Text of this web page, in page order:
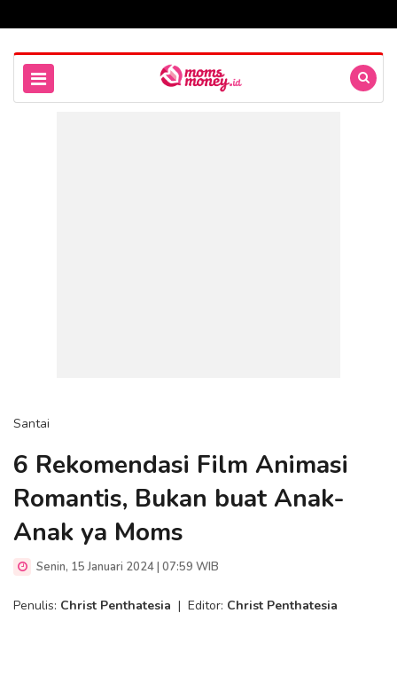
Santai
6 Rekomendasi Film Animasi
Romantis, Bukan buat Anak-
Anak ya Moms
Senin, 15 Januari 2024 | 07:59 WIB
Penulis: Christ Penthatesia | Editor: Christ Penthatesia